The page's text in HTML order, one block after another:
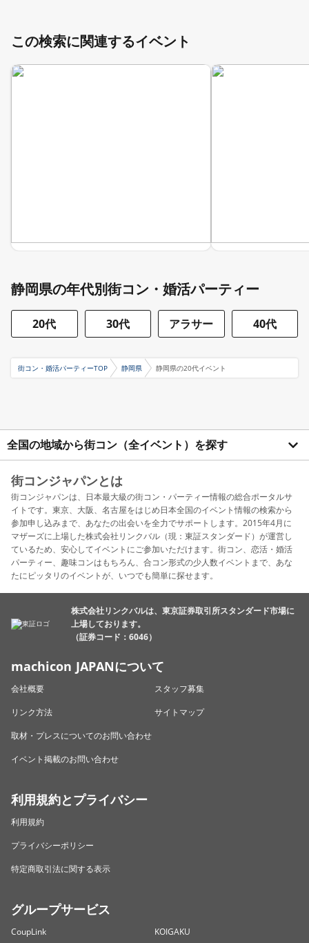
この検索に関連するイベント
静岡県の年代別街コン・婚活パーティー
20代 30代 アラサー 40代
街コン・婚活パーティーTOP 静岡県 静岡県の20代イベント
全国の地域から街コン（全イベント）を探す
街コンジャパンとは
街コンジャパンは、日本最大級の街コン・パーティー情報の総合ポータルサ
イトです。東京、大阪、名古屋をはじめ日本全国のイベント情報の検索から
参加申し込みまで、あなたの出会いを全力でサポートします。2015年4月に
マザーズに上場した株式会社リンクバル（現：東証スタンダード）が運営し
ているため、安心してイベントにご参加いただけます。街コン、恋活・婚活
パーティー、趣味コンはもちろん、合コン形式の少人数イベントまで、あな
たにピッタリのイベントが、いつでも簡単に探せます。
株式会社リンクバルは、東京証券取引所スタンダード市場に
上場しております。
（証券コード：6046）
machicon JAPANについて
会社概要
スタッフ募集
リンク方法
サイトマップ
取材・プレスについてのお問い合わせ
イベント掲載のお問い合わせ
利用規約とプライバシー
利用規約
プライバシーポリシー
特定商取引法に関する表示
グループサービス
CoupLink KOIGAKU